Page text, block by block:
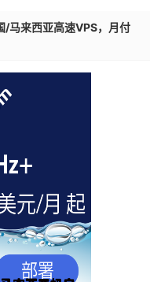
马来西亚高速VPS，月付